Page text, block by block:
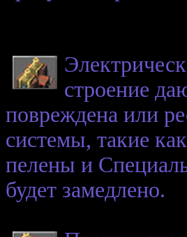
строение
повреждена или
системы, такие
пелены и
будет замедлено.